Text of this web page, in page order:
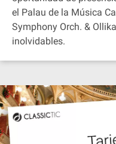
el Palau de la Música
Symphony Orch. &
inolvidables.